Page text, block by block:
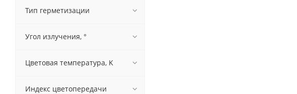
Тип герметизации
Угол излучения, °
Цветовая температура, K
Индекс цветопередачи